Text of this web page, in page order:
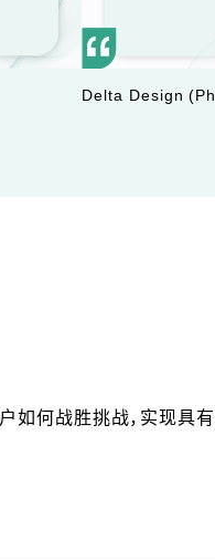
Delta Design
何战胜挑战，实现具